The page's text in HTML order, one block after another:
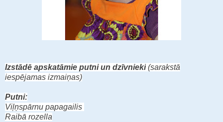
Izstādē apskatāmie putni un dzīvnieki (sarakstā
iespējamas izmaiņas)
Putni:
Viļņspārnu papagailis
Raibā rozella